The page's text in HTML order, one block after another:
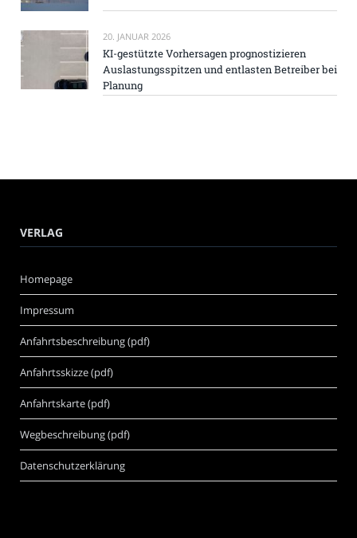
20. JANUAR 2026
KI-gestützte Vorhersagen prognostizieren
Auslastungsspitzen und entlasten Betreiber bei
Planung
VERLAG
Homepage
Impressum
Anfahrtsbeschreibung (pdf)
Anfahrtsskizze (pdf)
Anfahrtskarte (pdf)
Wegbeschreibung (pdf)
Datenschutzerklärung